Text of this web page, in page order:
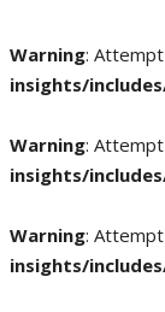
Warning:
insights/
Warning:
insights/
Warning:
insights/